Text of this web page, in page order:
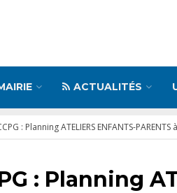
ACTUALITÉS
: Planning ATELIERS ENFANTS-PARENTS
: Planning